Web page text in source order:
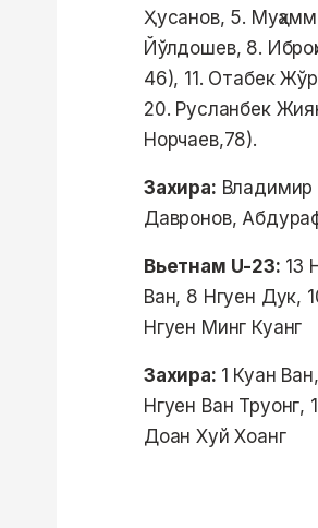
Ҳусанов, 5.
Йўлдошев, 8.
46), 11. Отабек
20. Русланбек
Норчаев,78).
Захира: Владимир
Давронов,
Вьетнам U-23: 13
Ван, 8 Нгуен Дук,
Нгуен Минг Куанг
Захира: 1 Куан
Нгуен Ван Труонг,
Доан Хуй Хоанг